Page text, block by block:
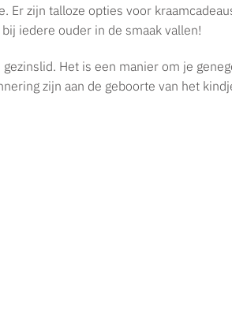
Er zijn talloze opties voor
iedere ouder in de smaak vallen!
Het is een manier om je
zijn aan de geboorte van het